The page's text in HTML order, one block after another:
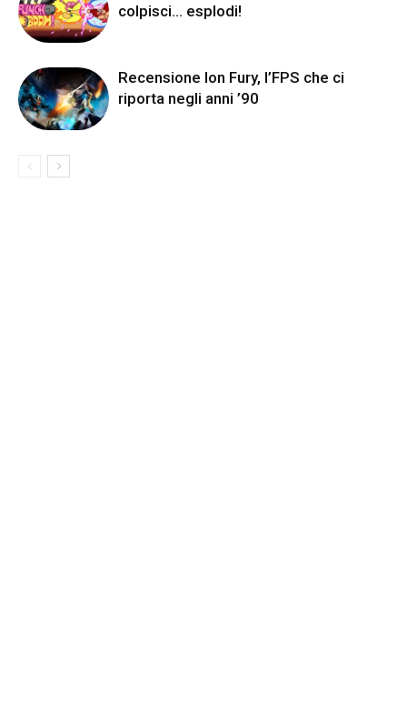
colpisci… esplodi!
Recensione Ion Fury, l’FPS che ci
riporta negli anni ’90